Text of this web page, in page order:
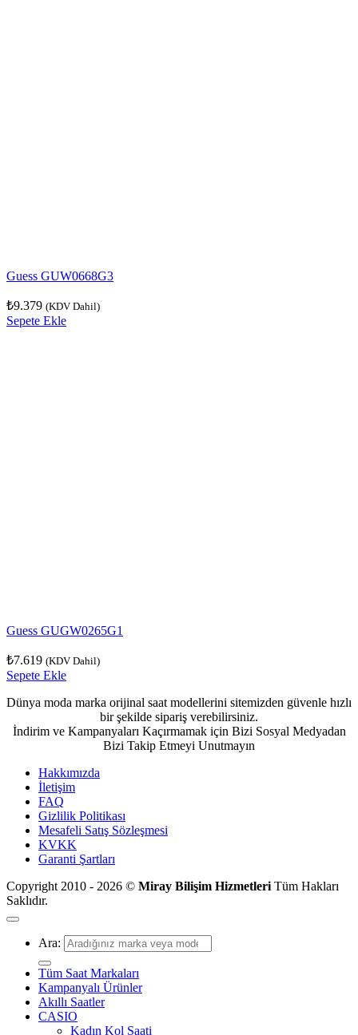
Guess GUW0668G3
₺9.379 (KDV Dahil)
Sepete Ekle
Guess GUGW0265G1
₺7.619 (KDV Dahil)
Sepete Ekle
Dünya moda marka orijinal saat modellerini sitemizden güvenle hızlı
bir şekilde sipariş verebilirsiniz.
İndirim ve Kampanyaları Kaçırmamak için Bizi Sosyal Medyadan
Bizi Takip Etmeyi Unutmayın
Hakkımızda
İletişim
FAQ
Gizlilik Politikası
Mesafeli Satış Sözleşmesi
KVKK
Garanti Şartları
Copyright 2010 - 2026 © Miray Bilişim Hizmetleri Tüm Hakları
Saklıdır.
Ara:
Tüm Saat Markaları
Kampanyalı Ürünler
Akıllı Saatler
CASIO
Kadın Kol Saati